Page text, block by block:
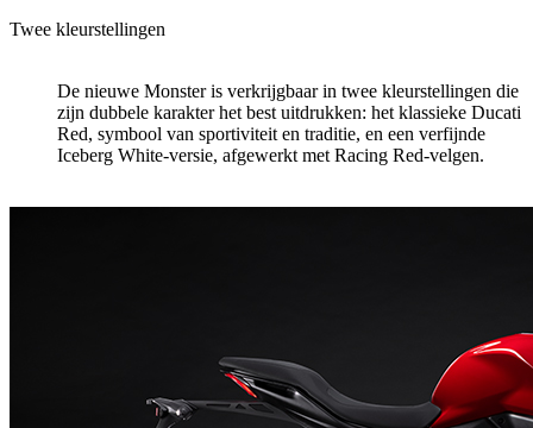
Twee kleurstellingen
De nieuwe Monster is verkrijgbaar in twee kleurstellingen die
zijn dubbele karakter het best uitdrukken: het klassieke Ducati
Red, symbool van sportiviteit en traditie, en een verfijnde
Iceberg White-versie, afgewerkt met Racing Red-velgen.